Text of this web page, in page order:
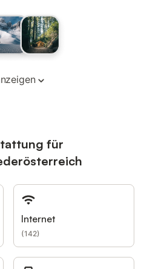
für
Internet
(142)